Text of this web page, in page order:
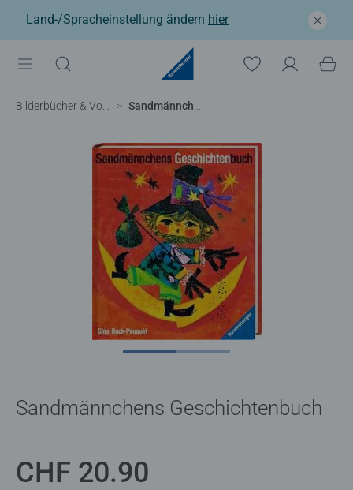
Land-/Spracheinstellung ändern hier
Bilderbücher & Vorlesebücher Sandmännchens Geschichtenbuch
Sandmännchens Geschichtenbuch
CHF 20.90